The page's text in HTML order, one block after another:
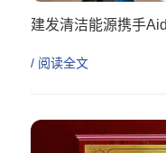
建发清洁能源携手
/ 阅读全文